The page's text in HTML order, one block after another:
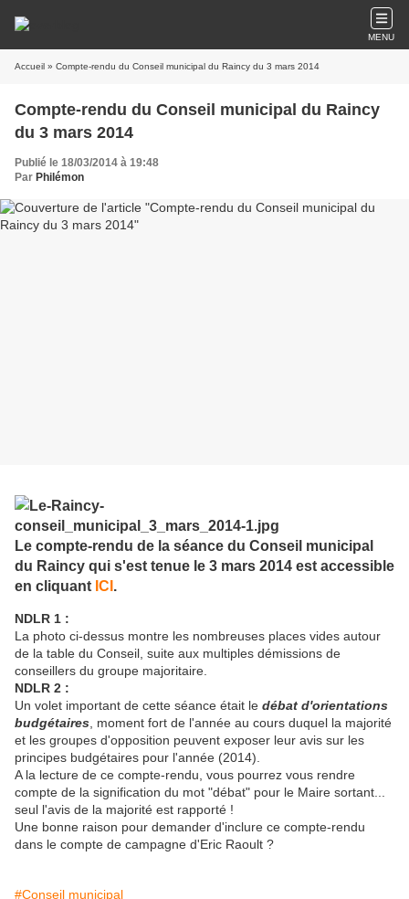
MENU
Accueil » Compte-rendu du Conseil municipal du Raincy du 3 mars 2014
Compte-rendu du Conseil municipal du Raincy
du 3 mars 2014
Publié le 18/03/2014 à 19:48
Par Philémon
Le compte-rendu de la séance du Conseil municipal
du Raincy qui s'est tenue le 3 mars 2014 est accessible
en cliquant ICI
NDLR 1 :
La photo ci-dessus montre les nombreuses places vides autour
de la table du Conseil, suite aux multiples démissions de
conseillers du groupe majoritaire.
NDLR 2 :
Un volet important de cette séance était le débat d'orientations
budgétaires , moment fort de l'année au cours duquel la majorité
et les groupes d'opposition peuvent exposer leur avis sur les
principes budgétaires pour l'année (2014).
A la lecture de ce compte-rendu, vous pourrez vous rendre
compte de la signification du mot "débat" pour le Maire sortant...
seul l'avis de la majorité est rapporté !
Une bonne raison pour demander d'inclure ce compte-rendu
dans le compte de campagne d'Eric Raoult ?
#Conseil municipal